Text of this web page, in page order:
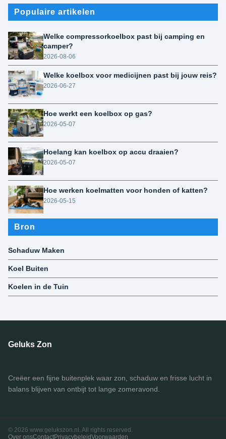
Populaire artikelen
Welke compressorkoelbox past bij camping en
camper?
2026-08-06
Welke koelbox voor medicijnen past bij jouw reis?
2026-06-27
Hoe werkt een koelbox op gas?
2026-05-07
Hoelang kan koelbox op accu draaien?
2026-05-07
Hoe werken koelmatten voor honden of katten?
2026-05-15
Bron
Schaduw Maken
Koel Buiten
Koelen in de Tuin
Geluks Zon
Creëer een fijne buitenplek waar zon, schaduw en frisse lucht in
balans blijven van ontbijt tot lange zomeravond.
© 2026 www.gelukszon.nl. All rights reserved.
Over onsContactPrivacybeleidVoorwaarden